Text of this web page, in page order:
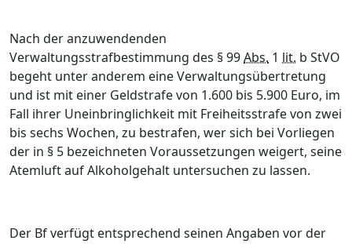
Nach der anzuwendenden
Verwaltungsstrafbestimmung des § 99Abs. 1 lit. b StVO
begeht unter anderem eine Verwaltungsübertretung
und ist mit einer Geldstrafe von 1.600 bis 5.900 Euro, im
Fall ihrer Uneinbringlichkeit mit Freiheitsstrafe von zwei
bis sechs Wochen, zu bestrafen, wer sich bei Vorliegen
der in § 5 bezeichneten Voraussetzungen weigert, seine
Atemluft auf Alkoholgehalt untersuchen zu lassen.
Der Bf verfügt entsprechend seinen Angaben vor der